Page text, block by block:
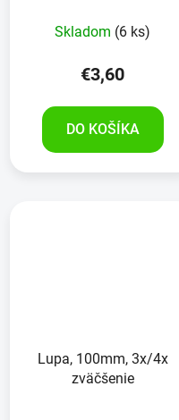
Skladom (6 ks)
€3,60
DO KOŠÍKA
Lupa, 100mm, 3x/4x
zväčšenie